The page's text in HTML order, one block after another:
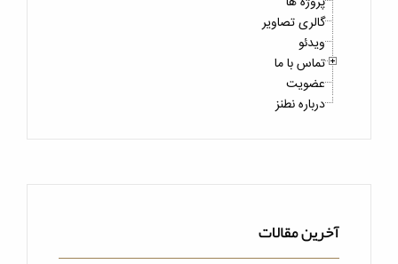
گالری تصاویر
ویدئو
تماس با ما
عضویت
درباره نطنز
آخرین مقالات